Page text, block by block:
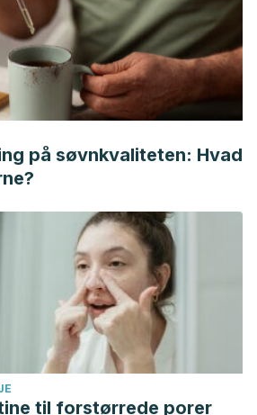
perspective on the use of garlic. J Nutr.
4S.
benefits of garlic and other dietary
management of hypertension. Exp
1484.
riesgo cardiovascular. An. Med. Interna
240.
Li SJ, Li XK et al. Garlic for
review and meta-analysis of
trials. Phytomedicine. 2015 Mar
på søvnkvaliteten: Hvad
til forstørrede porer